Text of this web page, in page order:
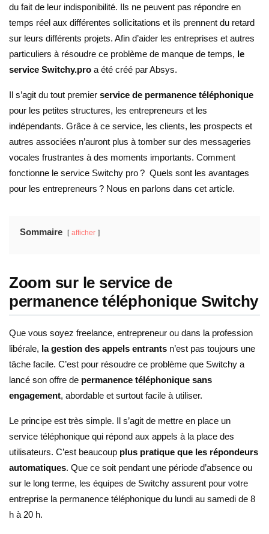
du fait de leur indisponibilité. Ils ne peuvent pas répondre en
temps réel aux différentes sollicitations et ils prennent du retard
sur leurs différents projets. Afin d’aider les entreprises et autres
particuliers à résoudre ce problème de manque de temps, le
service Switchy.pro a été créé par Absys.
Il s’agit du tout premier service de permanence téléphonique
pour les petites structures, les entrepreneurs et les
indépendants. Grâce à ce service, les clients, les prospects et
autres associées n’auront plus à tomber sur des messageries
vocales frustrantes à des moments importants. Comment
fonctionne le service Switchy pro ? Quels sont les avantages
pour les entrepreneurs ? Nous en parlons dans cet article.
Sommaire afficher
Zoom sur le service de
permanence téléphonique Switchy
Que vous soyez freelance, entrepreneur ou dans la profession
libérale, la gestion des appels entrants n’est pas toujours une
tâche facile. C’est pour résoudre ce problème que Switchy a
lancé son offre de permanence téléphonique sans
engagement, abordable et surtout facile à utiliser.
Le principe est très simple. Il s’agit de mettre en place un
service téléphonique qui répond aux appels à la place des
utilisateurs. C’est beaucoup plus pratique que les répondeurs
automatiques. Que ce soit pendant une période d’absence ou
sur le long terme, les équipes de Switchy assurent pour votre
entreprise la permanence téléphonique du lundi au samedi de 8
h à 20 h.